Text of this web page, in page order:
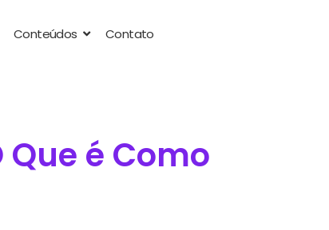
Conteúdos Contato
é Como